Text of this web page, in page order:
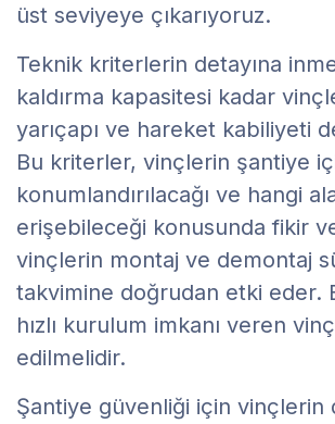
üst seviyeye çıkarıyoruz.
Teknik kriterlerin detayına
kaldırma kapasitesi kadar
yarıçapı ve hareket kabiliyeti
Bu kriterler, vinçlerin şantiye
konumlandırılacağı ve hangi
erişebileceği konusunda fikir
vinçlerin montaj ve demontaj
takvimine doğrudan etki eder.
hızlı kurulum imkanı veren
edilmelidir.
Şantiye güvenliği için vinçlerin